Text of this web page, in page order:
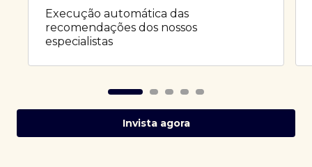
Execução automática das
recomendações dos nossos
especialistas
Invista agora